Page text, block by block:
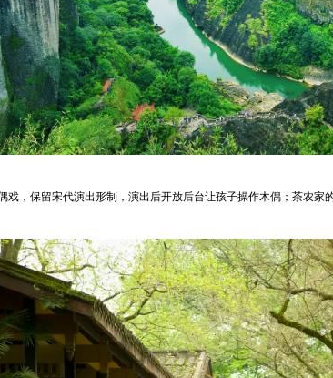
戏，保留宋代演出形制，演出后开放后台让孩子操作木偶；茶农家